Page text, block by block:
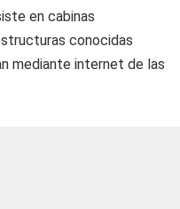
en cabinas
conocidas
mediante internet de las